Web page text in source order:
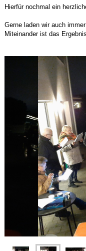
Hierfür nochmal ein
Gerne laden wir auch
Miteinander ist das